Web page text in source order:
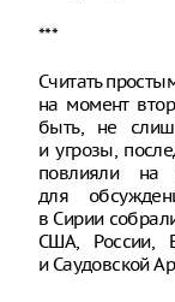
***
Считать
на момент
быть, не
и угрозы,
повлияли на
для
в Сирии
США, России,
и Саудовской